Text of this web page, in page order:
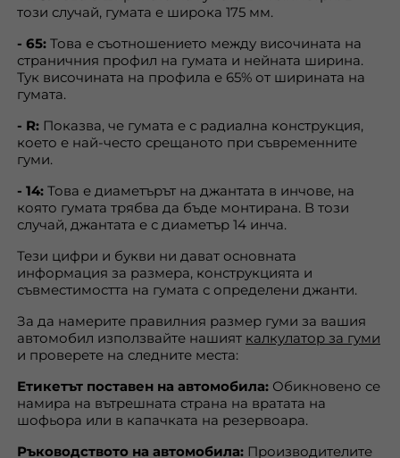
този случай, гумата е широка 175 мм.
- 65: Това е съотношението между височината на
страничния профил на гумата и нейната ширина.
Тук височината на профила е 65% от ширината на
гумата.
- R: Показва, че гумата е с радиална конструкция,
което е най-често срещаното при съвременните
гуми.
- 14: Това е диаметърът на джантата в инчове, на
която гумата трябва да бъде монтирана. В този
случай, джантата е с диаметър 14 инча.
Тези цифри и букви ни дават основната
информация за размера, конструкцията и
съвместимостта на гумата с определени джанти.
За да намерите правилния размер гуми за вашия
автомобил използвайте нашият калкулатор за гуми
и проверете на следните места:
Етикетът поставен на автомобила: Обикновено се
намира на вътрешната страна на вратата на
шофьора или в капачката на резервоара.
Ръководството на автомобила: Производителите